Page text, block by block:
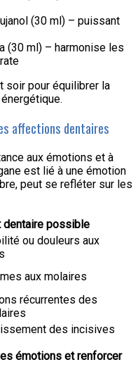
(30 ml) – puissant
(30 ml) – harmonise les
soir pour équilibrer la
affections dentaires
aux émotions et à
est lié à une émotion
peut se refléter sur les
dentaire possible
ou douleurs aux
aux molaires
récurrentes des
des incisives
émotions et renforcer